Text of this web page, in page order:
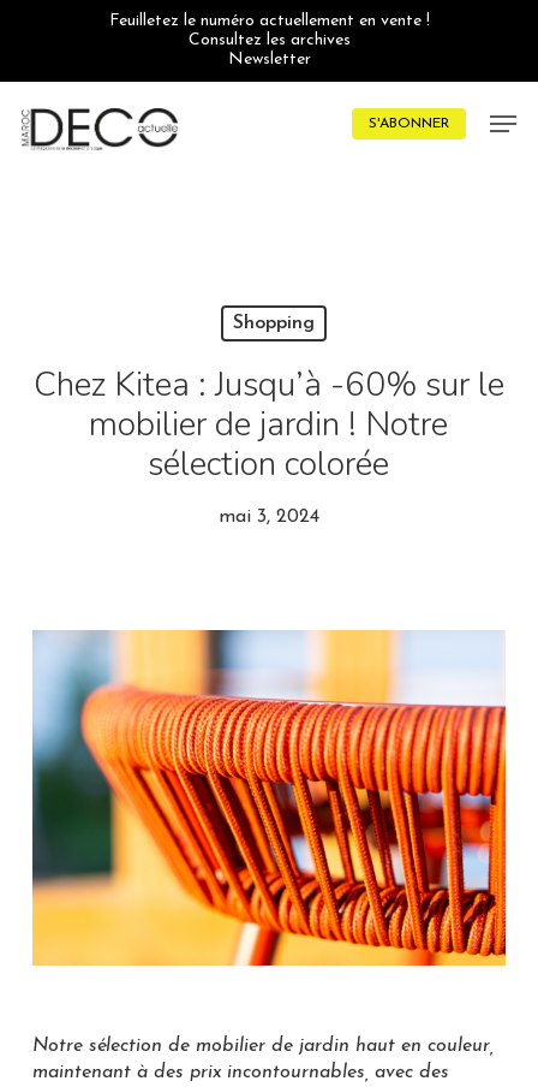
Feuilletez le numéro actuellement en vente !
Consultez les archives
Newsletter
S'ABONNER
Shopping
Chez Kitea : Jusqu’à -60% sur le
mobilier de jardin ! Notre
sélection colorée
mai 3, 2024
Notre sélection de mobilier de jardin haut en couleur,
maintenant à des prix incontournables, avec des